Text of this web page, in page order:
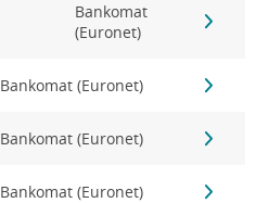
Bankomat
(Euronet)
Bankomat (Euronet)
Bankomat (Euronet)
Bankomat (Euronet)